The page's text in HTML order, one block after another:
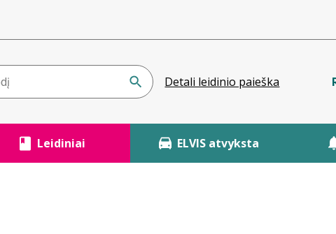
Detali leidinio paieška
Leidiniai ELVIS atvyksta